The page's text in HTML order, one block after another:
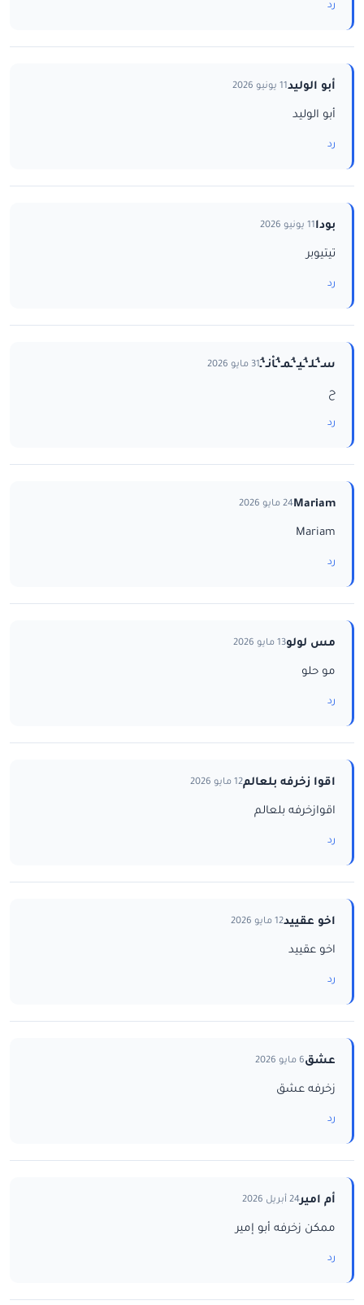
رد
أبو الوليد11 يونيو 2026
أبو الوليد
رد
بودا11 يونيو 2026
تيتيوبر
رد
سـ‘ـُلـ‘ـُيـ‘ـُمـ‘ـُاْنـ‘ـُ31 مايو 2026
ح
رد
Mariam24 مايو 2026
Mariam
رد
مس لولو13 مايو 2026
مو حلو
رد
اقوا زخرفه بلعالم12 مايو 2026
اقوازخرفه بلعالم
رد
اخو عقييد12 مايو 2026
اخو عقييد
رد
عشق6 مايو 2026
زخرفه عشق
رد
أم امير24 أبريل 2026
ممكن زخرفه أبو إمير
رد